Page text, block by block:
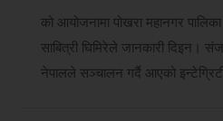
को आयोजनामा पोखरा महानगर
साबित्री घिमिरेले जानकारी दिइन।
नेपालले सञ्चालन गर्दै आएको